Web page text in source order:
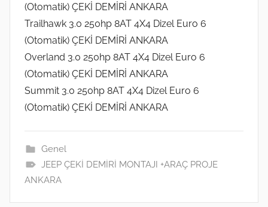
(Otomatik) ÇEKİ DEMİRİ ANKARA
Trailhawk 3.0 250hp 8AT 4X4 Dizel Euro 6
(Otomatik) ÇEKİ DEMİRİ ANKARA
Overland 3.0 250hp 8AT 4X4 Dizel Euro 6
(Otomatik) ÇEKİ DEMİRİ ANKARA
Summit 3.0 250hp 8AT 4X4 Dizel Euro 6
(Otomatik) ÇEKİ DEMİRİ ANKARA
Genel
JEEP ÇEKİ DEMİRİ MONTAJI +ARAÇ PROJE
ANKARA